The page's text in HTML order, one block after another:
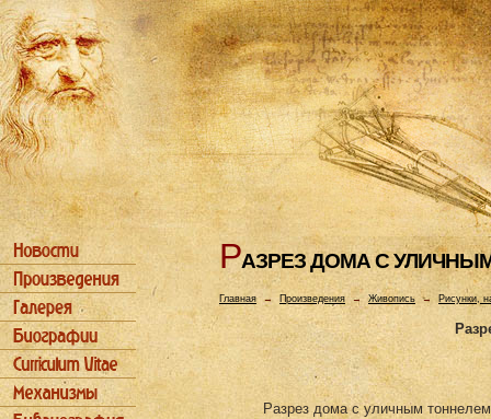
РАЗРЕЗ ДОМА С
Главная→ Произведения → Живопись → Рисунки,
Разрез дома с уличным